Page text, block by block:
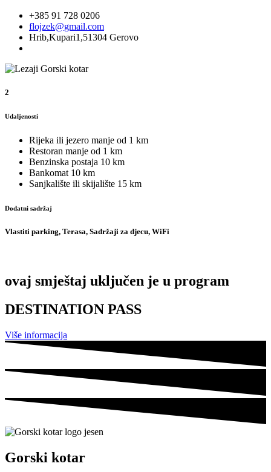
+385 91 728 0206
flojzek@gmail.com
Hrib,Kupari1,51304 Gerovo
2
Udaljenosti
Rijeka ili jezero manje od 1 km
Restoran manje od 1 km
Benzinska postaja 10 km
Bankomat 10 km
Sanjkalište ili skijalište 15 km
Dodatni sadržaj
Vlastiti parking, Terasa, Sadržaji za djecu, WiFi
ovaj smještaj uključen je u program
DESTINATION PASS
Više informacija
Gorski kotar